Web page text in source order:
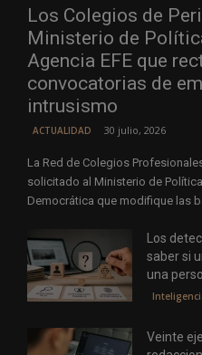
Los Colegios de
Ministerio de
Agencia EFE que
convocatorias de
intrusismo
ACTUALIDAD 30 julio, 2026
La Red de Colegios
solicitado al Ministerio de
Democrática que modifique las
Los
saber si
una
Veinte